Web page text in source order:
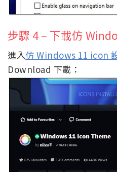
步驟 4 – 下載仿
進入仿 Windows 11 icon
Download 下載：